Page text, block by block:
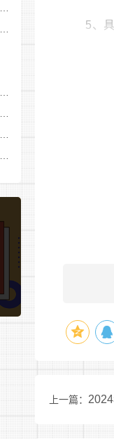
5、
(六)
6、
二、
(一)
(二)
上一篇：